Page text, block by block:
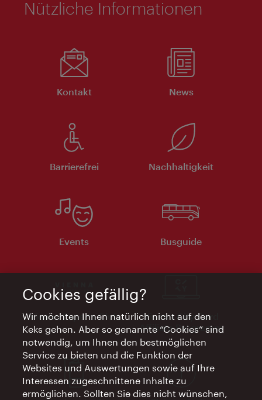
Nützliche Informationen
Kontakt News
Barrierefrei Nachhaltigkeit
Events Busguide
Vienna Experts Club
Vienna City Card
Affiliate Programm
Cookies gefällig?
Wir möchten Ihnen natürlich nicht auf den
Keks gehen. Aber so genannte “Cookies” sind
notwendig, um Ihnen den bestmöglichen
Service zu bieten und die Funktion der
Websites und Auswertungen sowie auf Ihre
Interessen zugeschnittene Inhalte zu
ermöglichen. Sollten Sie dies nicht wünschen,